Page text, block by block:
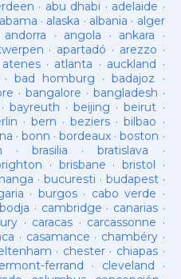
· abu dhabi · adelaide ·
· alaska · albania · alger
andorra · angola · ankara ·
· apartadó · arezzo ·
atenes· atlanta · auckland ·
bad homburg ·badajoz ·
·bangalore · bangladesh ·
· bayreuth ·beijing ·beirut ·
·bern ·beziers ·bilbao ·
·bonn ·bordeaux ·boston ·
·brasilia ·bratislava ·
· brisbane · bristol ·
· bucuresti · budapest·
· burgos· cabo verde ·
· cambridge · canarias·
· caracas · carcassonne ·
· casamance · chambéry·
· chester· chiapas ·
ferrand · cleveland ·